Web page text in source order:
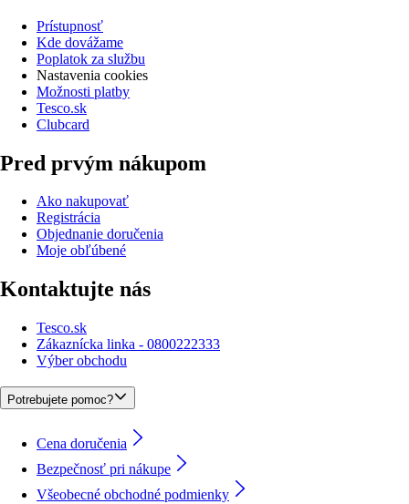
Prístupnosť
Kde dovážame
Poplatok za službu
Nastavenia cookies
Možnosti platby
Tesco.sk
Clubcard
Pred prvým nákupom
Ako nakupovať
Registrácia
Objednanie doručenia
Moje obľúbené
Kontaktujte nás
Tesco.sk
Zákaznícka linka - 0800222333
Výber obchodu
Potrebujete pomoc?
Cena doručenia
Bezpečnosť pri nákupe
Všeobecné obchodné podmienky